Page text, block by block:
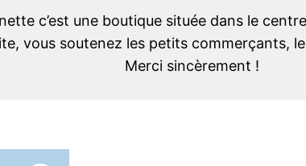
c’est une boutique située dans le
vous soutenez les petits commerçants,
Merci sincèrement !